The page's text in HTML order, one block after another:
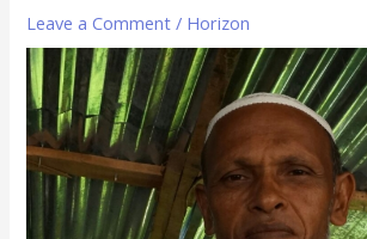
Leave a Comment / Horizon